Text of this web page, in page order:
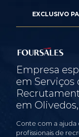
EXCLUSIVO
Empresa
em Serviços
em
Conte com a ajuda
profissionais de